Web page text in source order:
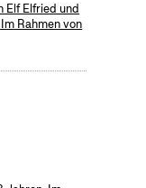
Elf Elfried und
Rahmen von